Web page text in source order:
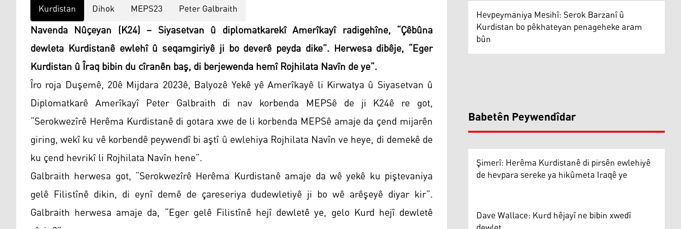
Kurdistan Dihok MEPS23 Peter Galbraith
Navenda Nûçeyan (K24) – Siyasetvan û diplomatkarekî Amerîkayî radigehîne, “Çêbûna
dewleta Kurdistanê ewlehî û seqamgiriyê ji bo deverê peyda dike”. Herwesa dibêje, “Eger
Kurdistan û Îraq bibin du cîranên baş, di berjewenda hemî Rojhilata Navîn de ye”.
Îro roja Duşemê, 20ê Mijdara 2023ê, Balyozê Yekê yê Amerîkayê li Kirwatya û Siyasetvan û
Diplomatkarê Amerîkayî Peter Galbraith di nav korbenda MEPSê de ji K24ê re got,
“Serokwezîrê Herêma Kurdistanê di gotara xwe de li korbenda MEPSê amaje da çend mijarên
giring, wekî ku vê korbendê peywendî bi aştî û ewlehiya Rojhilata Navîn ve heye, di demekê de
ku çend hevrikî li Rojhilata Navîn hene”.
Galbraith herwesa got, “Serokwezîrê Herêma Kurdistanê amaje da wê yekê ku piştevaniya
gelê Filistînê dikin, di eynî demê de çareseriya dudewletiyê ji bo wê arêşeyê diyar kir”.
Galbraith herwesa amaje da, “Eger gelê Filistînê hejî dewletê ye, gelo Kurd hejî dewletê
Hevpeymaniya Mesihî: Serok Barzanî û
Kurdistan bo pêkhateyan penageheke aram
bûn
Babetên Peywendîdar
Şimerî: Herêma Kurdistanê di pirsên ewlehiyê
de hevpara sereke ya hikûmeta Iraqê ye
Dave Wallace: Kurd hêjayî ne bibin xwedî